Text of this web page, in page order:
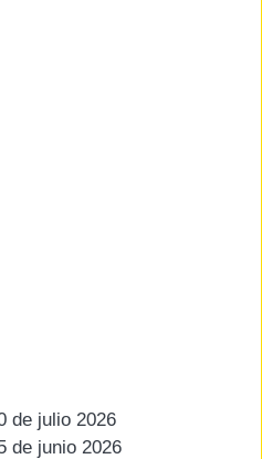
de julio 2026
de junio 2026